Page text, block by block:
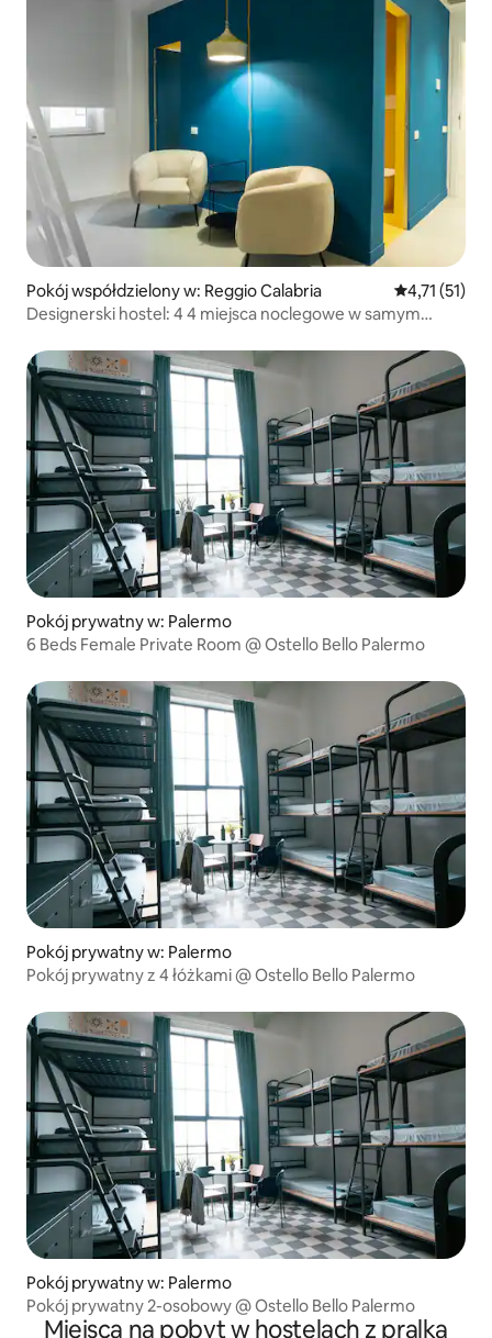
Pokój współdzielony w: Reggio Calabria Średnia
4,71 (51)
Designerski hostel: 4 4 miejsca noclegowe w samym
Pokój prywatny w: Palermo
6 Beds Female Private Room @ Ostello Bello Palermo
Pokój prywatny w: Palermo
Pokój prywatny z 4 łóżkami @ Ostello Bello Palermo
Pokój prywatny w: Palermo
Pokój prywatny 2-osobowy @ Ostello Bello Palermo
Miejsca na pobyt w hostelach z pralką